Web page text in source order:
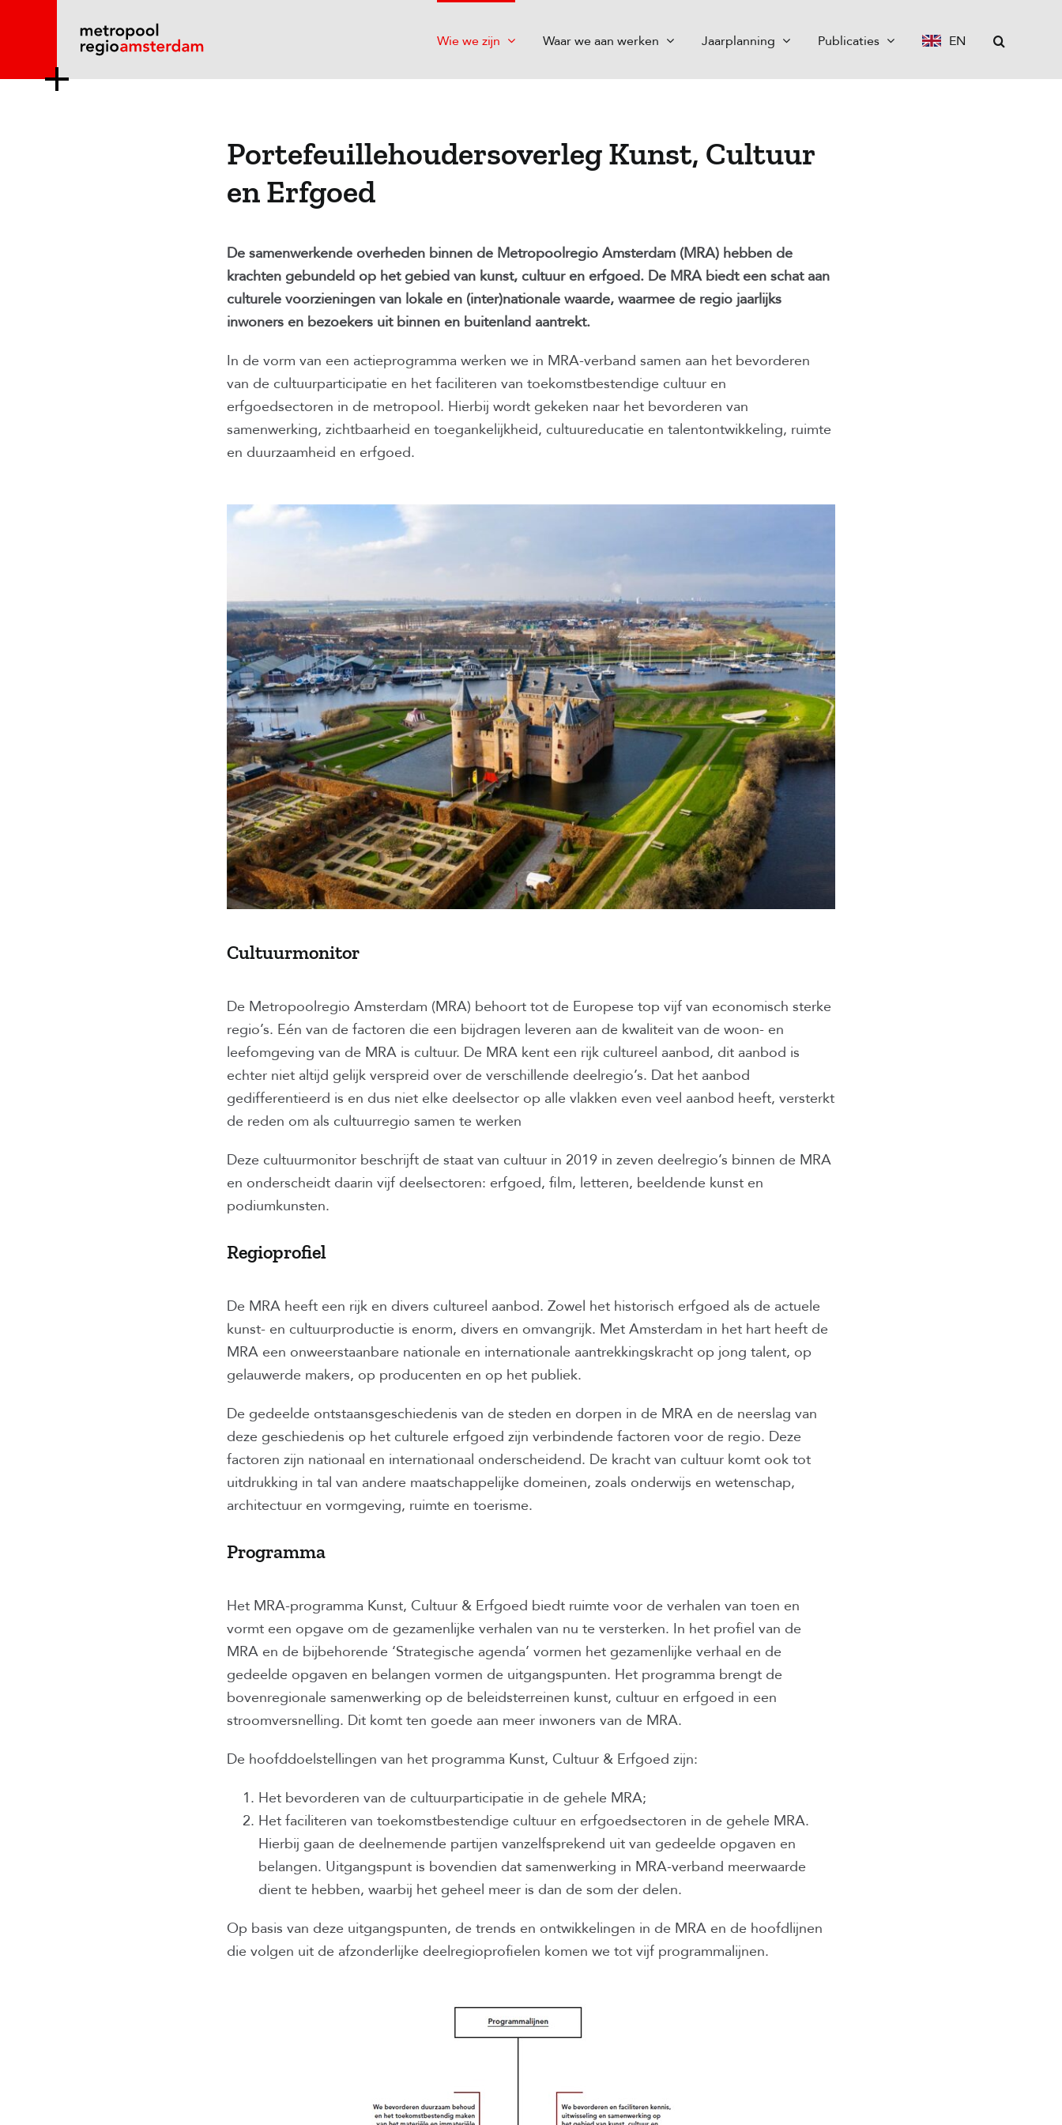
Wie we zijn Waar we aan werken Jaarplanning Publicaties EN
Portefeuillehoudersoverleg Kunst, Cultuur
en Erfgoed
De samenwerkende overheden binnen de Metropoolregio Amsterdam (MRA) hebben de
krachten gebundeld op het gebied van kunst, cultuur en erfgoed. De MRA biedt een schat aan
culturele voorzieningen van lokale en (inter)nationale waarde, waarmee de regio jaarlijks
inwoners en bezoekers uit binnen en buitenland aantrekt.
In de vorm van een actieprogramma werken we in MRA-verband samen aan het bevorderen
van de cultuurparticipatie en het faciliteren van toekomstbestendige cultuur en
erfgoedsectoren in de metropool. Hierbij wordt gekeken naar het bevorderen van
samenwerking, zichtbaarheid en toegankelijkheid, cultuureducatie en talentontwikkeling, ruimte
en duurzaamheid en erfgoed.
Cultuurmonitor
De Metropoolregio Amsterdam (MRA) behoort tot de Europese top vijf van economisch sterke
regio’s. Eén van de factoren die een bijdragen leveren aan de kwaliteit van de woon- en
leefomgeving van de MRA is cultuur. De MRA kent een rijk cultureel aanbod, dit aanbod is
echter niet altijd gelijk verspreid over de verschillende deelregio’s. Dat het aanbod
gedifferentieerd is en dus niet elke deelsector op alle vlakken even veel aanbod heeft, versterkt
de reden om als cultuurregio samen te werken
Deze cultuurmonitor beschrijft de staat van cultuur in 2019 in zeven deelregio’s binnen de MRA
en onderscheidt daarin vijf deelsectoren: erfgoed, film, letteren, beeldende kunst en
podiumkunsten.
Regioprofiel
De MRA heeft een rijk en divers cultureel aanbod. Zowel het historisch erfgoed als de actuele
kunst- en cultuurproductie is enorm, divers en omvangrijk. Met Amsterdam in het hart heeft de
MRA een onweerstaanbare nationale en internationale aantrekkingskracht op jong talent, op
gelauwerde makers, op producenten en op het publiek.
De gedeelde ontstaansgeschiedenis van de steden en dorpen in de MRA en de neerslag van
deze geschiedenis op het culturele erfgoed zijn verbindende factoren voor de regio. Deze
factoren zijn nationaal en internationaal onderscheidend. De kracht van cultuur komt ook tot
uitdrukking in tal van andere maatschappelijke domeinen, zoals onderwijs en wetenschap,
architectuur en vormgeving, ruimte en toerisme.
Programma
Het MRA-programma Kunst, Cultuur & Erfgoed biedt ruimte voor de verhalen van toen en
vormt een opgave om de gezamenlijke verhalen van nu te versterken. In het profiel van de
MRA en de bijbehorende ‘Strategische agenda’ vormen het gezamenlijke verhaal en de
gedeelde opgaven en belangen vormen de uitgangspunten. Het programma brengt de
bovenregionale samenwerking op de beleidsterreinen kunst, cultuur en erfgoed in een
stroomversnelling. Dit komt ten goede aan meer inwoners van de MRA.
De hoofddoelstellingen van het programma Kunst, Cultuur & Erfgoed zijn:
Het bevorderen van de cultuurparticipatie in de gehele MRA;
Het faciliteren van toekomstbestendige cultuur en erfgoedsectoren in de gehele MRA.
Hierbij gaan de deelnemende partijen vanzelfsprekend uit van gedeelde opgaven en
belangen. Uitgangspunt is bovendien dat samenwerking in MRA-verband meerwaarde
dient te hebben, waarbij het geheel meer is dan de som der delen.
Op basis van deze uitgangspunten, de trends en ontwikkelingen in de MRA en de hoofdlijnen
die volgen uit de afzonderlijke deelregioprofielen komen we tot vijf programmalijnen.